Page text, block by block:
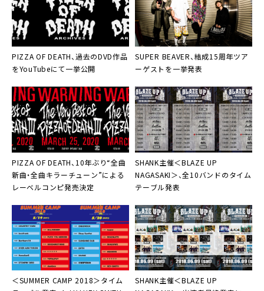
PIZZA OF DEATH、過去のDVD作品
をYouTubeにて一挙公開
SUPER BEAVER、結成15周年ツア
ーゲストを一挙発表
PIZZA OF DEATH、10年ぶり“全曲
新曲・全曲キラーチューン”による
レーベルコンピ発売決定
SHANK主催＜BLAZE UP
NAGASAKI＞、全10バンドのタイム
テーブル発表
＜SUMMER CAMP 2018＞タイム
SHANK主催＜BLAZE UP